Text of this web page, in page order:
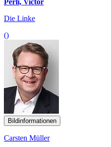
Perli, Victor
Die Linke
()
Bildinformationen
Carsten Müller